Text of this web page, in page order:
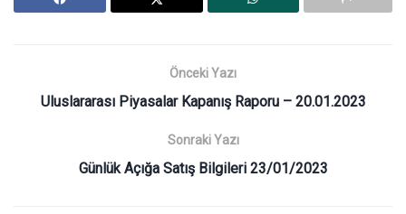
Önceki Yazı
Uluslararası Piyasalar Kapanış Raporu – 20.01.2023
Sonraki Yazı
Günlük Açığa Satış Bilgileri 23/01/2023